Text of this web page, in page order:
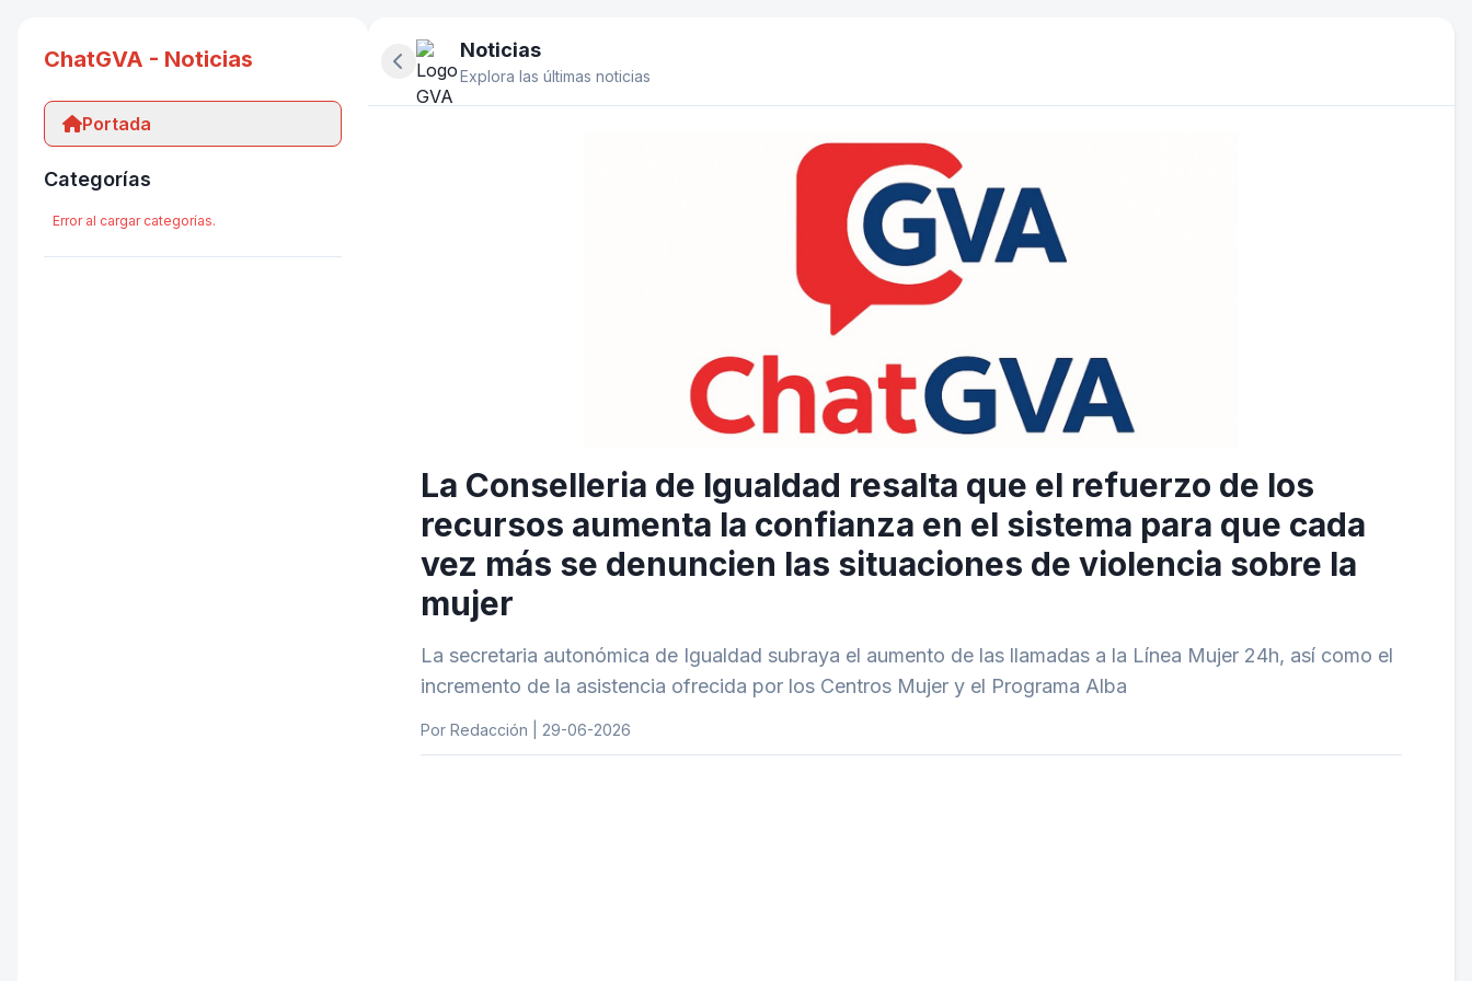
ChatGVA - Noticias
Portada
Categorías
Error al cargar categorías.
Ocultar panel lateral
Noticias
Explora las últimas noticias
La Conselleria de Igualdad resalta que el refuerzo de los
recursos aumenta la confianza en el sistema para que cada
vez más se denuncien las situaciones de violencia sobre la
mujer
La secretaria autonómica de Igualdad subraya el aumento de las llamadas a la Línea Mujer 24h, así como el
incremento de la asistencia ofrecida por los Centros Mujer y el Programa Alba
Por Redacción | 29-06-2026